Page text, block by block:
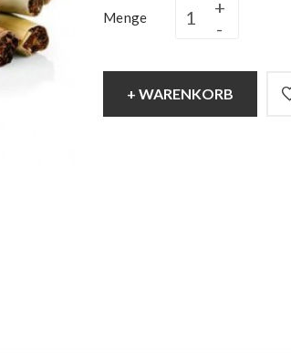
Menge
+ WARENKORB